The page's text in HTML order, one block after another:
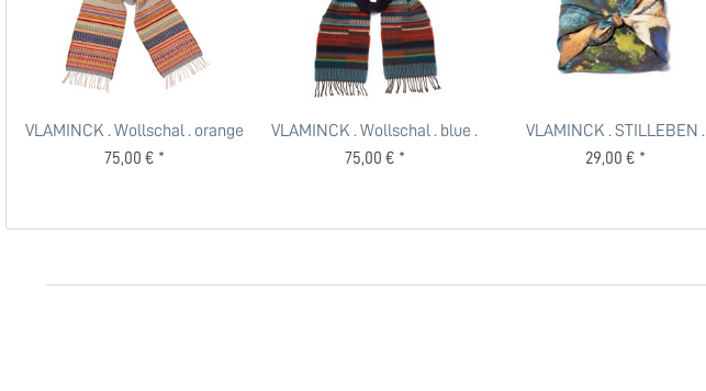
VLAMINCK . Wollschal . orange
. WALLACE +...
75,00 € *
VLAMINCK . Wollschal . blue .
WALLACE + SEWELL...
75,00 € *
VLAMINCK . STILLEBEN .
Furoshiki . edited by muse
29,00 € *